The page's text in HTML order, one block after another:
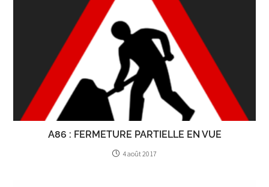
A86 : FERMETURE PARTIELLE EN VUE
4 août 2017